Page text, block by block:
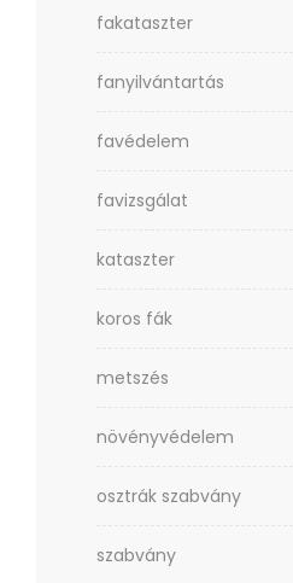
fakataszter
fanyilvántartás
favédelem
favizsgálat
kataszter
koros fák
metszés
növényvédelem
osztrák szabvány
szabvány